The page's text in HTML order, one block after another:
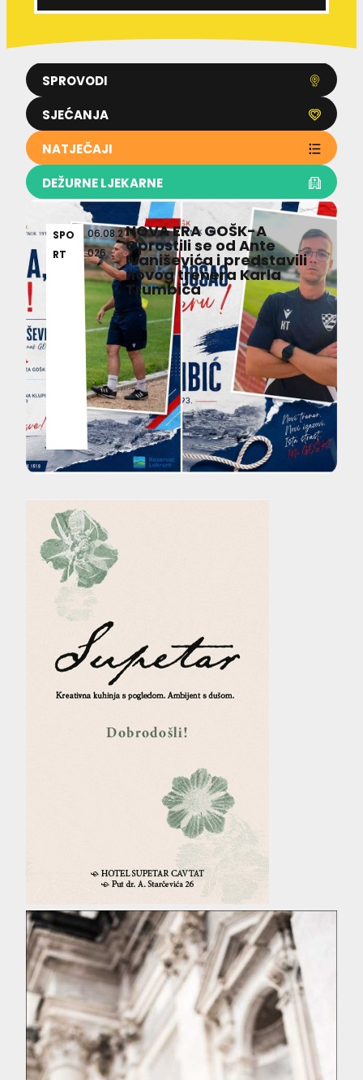
SPROVODI
SJEĆANJA
NATJEČAJI
DEŽURNE LJEKARNE
SPO
RT
06.08.2
026
NOVA ERA GOŠK-A
Oprostili se od Ante
Ivaniševića i predstavili
novog trenera Karla
Trumbića